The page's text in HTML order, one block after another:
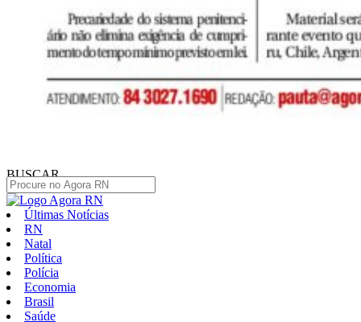
BUSCAR
Últimas Notícias
RN
Natal
Política
Polícia
Economia
Brasil
Saúde